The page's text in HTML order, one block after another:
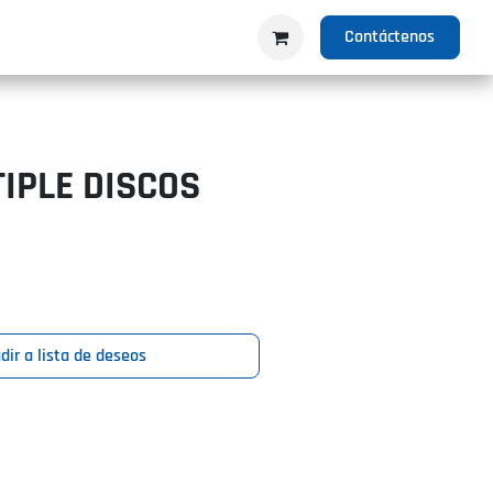
Contáctenos
DISCOS
a lista de deseos